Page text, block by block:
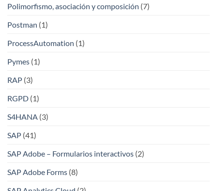
Polimorfismo, asociación y composición (7)
Postman (1)
ProcessAutomation (1)
Pymes (1)
RAP (3)
RGPD (1)
S4HANA (3)
SAP (41)
SAP Adobe – Formularios interactivos (2)
SAP Adobe Forms (8)